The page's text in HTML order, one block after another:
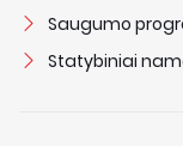
Saugumo
Statybiniai